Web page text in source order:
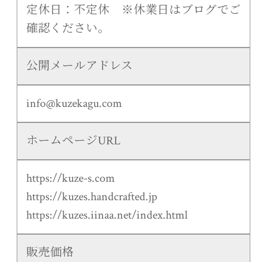
定休日：不定休 ※休業日はブログでご
確認ください。
公開メールアドレス
info@kuzekagu.com
ホームページURL
https://kuze-s.com
https://kuzes.handcrafted.jp
https://kuzes.iinaa.net/index.html
販売価格